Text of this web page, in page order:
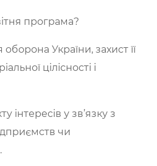
програма?
України, захист її
цілісності і
інтересів у зв’язку з
чи